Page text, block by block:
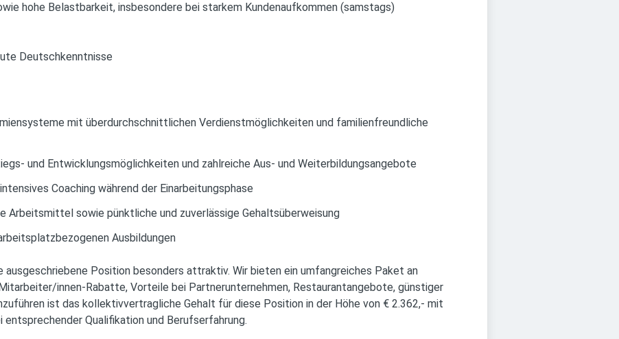
hohe Belastbarkeit, insbesondere bei starkem Kundenaufkommen (samstags)
Deutschkenntnisse
mit überdurchschnittlichen Verdienstmöglichkeiten und familienfreundliche
und Entwicklungsmöglichkeiten und zahlreiche Aus- und Weiterbildungsangebote
Coaching während der Einarbeitungsphase
Arbeitsmittel sowie pünktliche und zuverlässige Gehaltsüberweisung
Ausbildungen
ausgeschriebene Position besonders attraktiv. Wir bieten ein umfangreiches Paket an
innen-Rabatte, Vorteile bei Partnerunternehmen, Restaurantangebote, günstiger
ist das kollektivvertragliche Gehalt für diese Position in der Höhe von € 2.362,- mit
Qualifikation und Berufserfahrung.